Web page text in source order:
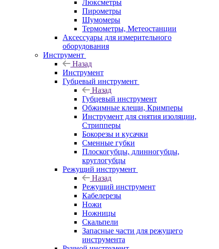
Люксметры
Пирометры
Шумомеры
Термометры, Метеостанции
Аксессуары для измерительного
оборудования
Инструмент
Назад
Инструмент
Губцевый инструмент
Назад
Губцевый инструмент
Обжимные клещи, Кримперы
Инструмент для снятия изоляции,
Стрипперы
Бокорезы и кусачки
Сменные губки
Плоскогубцы, длинногубцы,
круглогубцы
Режущий инструмент
Назад
Режущий инструмент
Кабелерезы
Ножи
Ножницы
Скальпели
Запасные части для режущего
инструмента